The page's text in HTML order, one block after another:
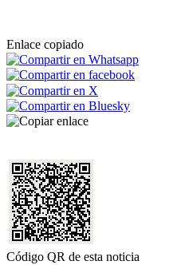
Enlace copiado
Código QR de esta noticia